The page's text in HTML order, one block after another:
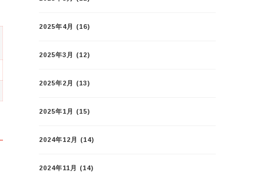
2025年4月 (16)
2025年3月 (12)
2025年2月 (13)
2025年1月 (15)
2024年12月 (14)
2024年11月 (14)